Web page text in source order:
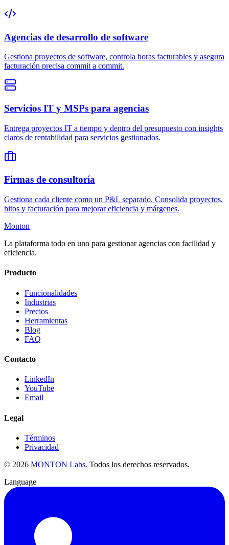
Agencias de desarrollo de software
Gestiona proyectos de software, controla horas facturables y asegura
facturación precisa commit a commit.
Servicios IT y MSPs para agencias
Entrega proyectos IT a tiempo y dentro del presupuesto con insights
claros de rentabilidad para servicios gestionados.
Firmas de consultoría
Gestiona cada cliente como un P&L separado. Consolida proyectos,
hitos y facturación para mejorar eficiencia y márgenes.
Monton
La plataforma todo en uno para gestionar agencias con facilidad y
eficiencia.
Producto
Funcionalidades
Industrias
Precios
Herramientas
Blog
FAQ
Contacto
LinkedIn
YouTube
Email
Legal
Términos
Privacidad
© 2026 MONTON Labs. Todos los derechos reservados.
Language